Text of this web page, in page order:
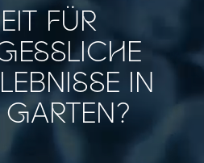
FÜR
IN